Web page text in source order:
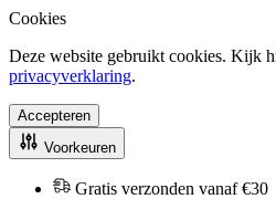
Cookies
Deze website gebruikt cookies. Kijk
privacyverklaring.
Accepteren
Voorkeuren
Gratis verzonden vanaf €30